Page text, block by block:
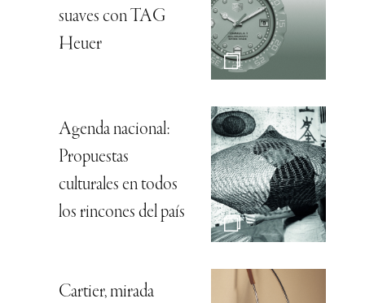
suaves con TAG
Heuer
Agenda nacional:
Propuestas
culturales en todos
los rincones del país
Cartier, mirada